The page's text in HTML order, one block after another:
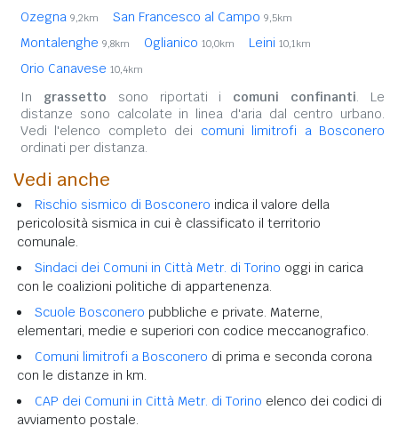
Ozegna 9,2km San Francesco al Campo 9,5km
Montalenghe 9,8km Oglianico 10,0km Leini 10,1km
Orio Canavese 10,4km
In grassetto sono riportati i comuni confinanti. Le
distanze sono calcolate in linea d'aria dal centro urbano.
Vedi l'elenco completo dei comuni limitrofi a Bosconero
ordinati per distanza.
Vedi anche
Rischio sismico di Bosconero indica il valore della
pericolosità sismica in cui è classificato il territorio
comunale.
Sindaci dei Comuni in Città Metr. di Torino oggi in carica
con le coalizioni politiche di appartenenza.
Scuole Bosconero pubbliche e private. Materne,
elementari, medie e superiori con codice meccanografico.
Comuni limitrofi a Bosconero di prima e seconda corona
con le distanze in km.
CAP dei Comuni in Città Metr. di Torino elenco dei codici di
avviamento postale.